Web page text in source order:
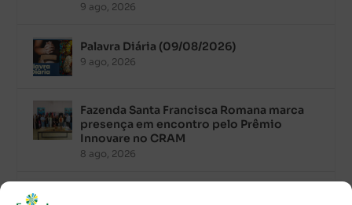
9 ago, 2026
Palavra Diária (09/08/2026)
9 ago, 2026
Fazenda Santa Francisca Romana marca
presença em encontro pelo Prêmio
Innovare no CRAM
8 ago, 2026